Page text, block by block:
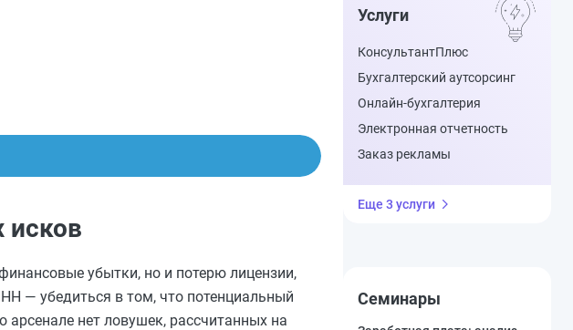
исков
убытки, но и потерю лицензии,
— убедиться в том, что потенциальный
арсенале нет ловушек, рассчитанных на
Услуги
КонсультантПлюс
Бухгалтерский аутсорсинг
Онлайн-бухгалтерия
Электронная отчетность
Заказ рекламы
Еще 3 услуги
Семинары